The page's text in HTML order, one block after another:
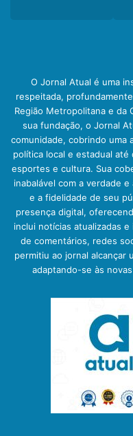
O Jornal Atual é uma
respeitada,
Região Metropolitana e da
sua fundação, o Jornal
comunidade, cobrindo uma
política local e estadual
esportes e cultura. Sua
inabalável com a verdade
e a fidelidade de seu
presença digital,
inclui notícias atualizadas
de comentários, redes
permitiu ao jornal alcançar
adaptando-se às